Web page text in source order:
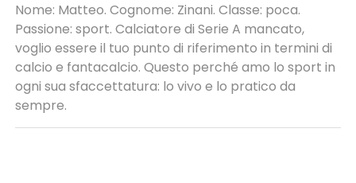
Nome: Matteo. Cognome: Zinani. Classe: poca.
Passione: sport. Calciatore di Serie A mancato,
voglio essere il tuo punto di riferimento in termini di
calcio e fantacalcio. Questo perché amo lo sport in
ogni sua sfaccettatura: lo vivo e lo pratico da
sempre.